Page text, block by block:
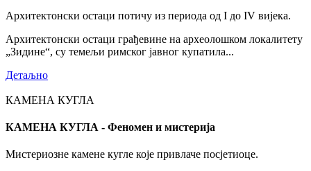
Архитектонски остаци потичу из периода од I до IV вијека.
Архитектонски остаци грађевине на археолошком локалитету
„Зидине“, су темељи римског јавног купатила...
Детаљно
КАМЕНА КУГЛА
КАМЕНА КУГЛА - Феномен и мистерија
Мистериозне камене кугле које привлаче посјетиоце.